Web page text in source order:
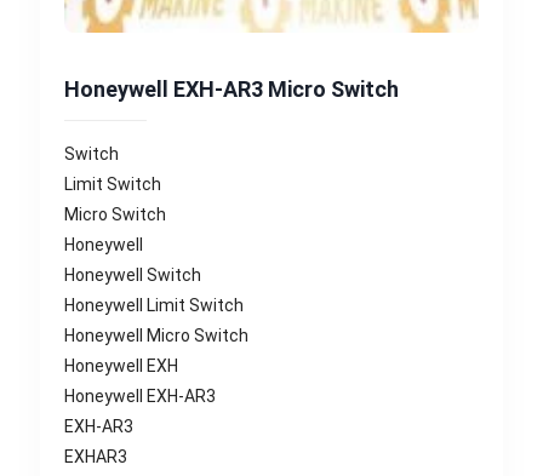
Honeywell EXH-AR3 Micro Switch
Switch
Limit Switch
Micro Switch
Honeywell
Honeywell Switch
Honeywell Limit Switch
Honeywell Micro Switch
Honeywell EXH
Honeywell EXH-AR3
EXH-AR3
EXHAR3